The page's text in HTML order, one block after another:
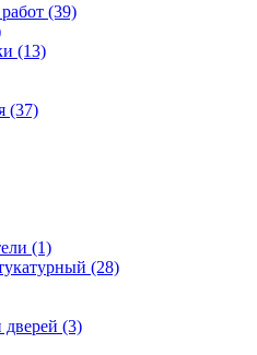
(39)
(13)
(37)
(1)
(28)
дверей (3)